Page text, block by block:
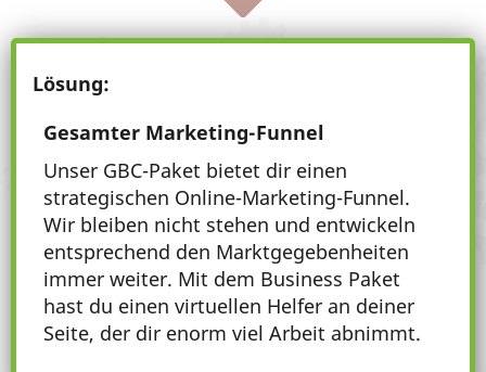
Lösung:
Gesamter Marketing-Funnel
Unser GBC-Paket bietet dir einen
strategischen Online-Marketing-Funnel.
Wir bleiben nicht stehen und entwickeln
entsprechend den Marktgegebenheiten
immer weiter. Mit dem Business Paket
hast du einen virtuellen Helfer an deiner
Seite, der dir enorm viel Arbeit abnimmt.